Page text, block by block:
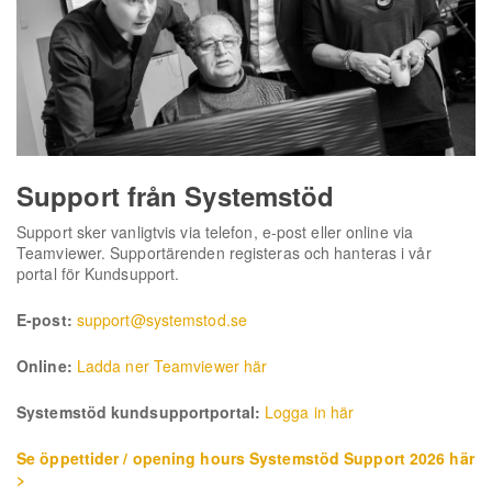
Support från Systemstöd
Support sker vanligtvis via telefon, e-post eller online via
Teamviewer. Supportärenden registeras och hanteras i vår
portal för Kundsupport.
E-post: support@systemstod.se
Online: Ladda ner Teamviewer här
Systemstöd kundsupportportal: Logga in här
Se öppettider / opening hours Systemstöd Support 2026 här
>